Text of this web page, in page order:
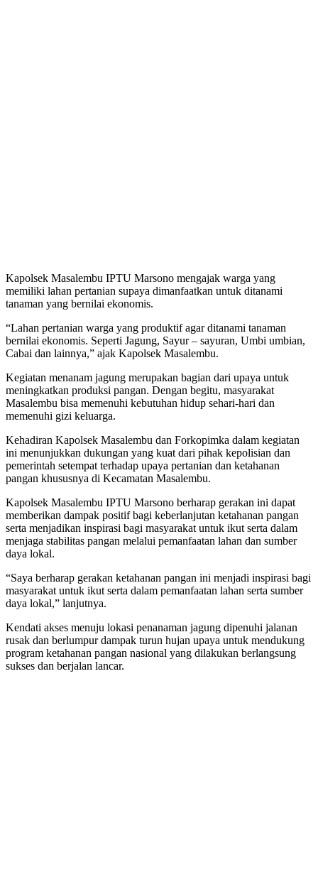
Kapolsek Masalembu IPTU Marsono mengajak warga yang
memiliki lahan pertanian supaya dimanfaatkan untuk ditanami
tanaman yang bernilai ekonomis.
“Lahan pertanian warga yang produktif agar ditanami tanaman
bernilai ekonomis. Seperti Jagung, Sayur – sayuran, Umbi umbian,
Cabai dan lainnya,” ajak Kapolsek Masalembu.
Kegiatan menanam jagung merupakan bagian dari upaya untuk
meningkatkan produksi pangan. Dengan begitu, masyarakat
Masalembu bisa memenuhi kebutuhan hidup sehari-hari dan
memenuhi gizi keluarga.
Kehadiran Kapolsek Masalembu dan Forkopimka dalam kegiatan
ini menunjukkan dukungan yang kuat dari pihak kepolisian dan
pemerintah setempat terhadap upaya pertanian dan ketahanan
pangan khususnya di Kecamatan Masalembu.
Kapolsek Masalembu IPTU Marsono berharap gerakan ini dapat
memberikan dampak positif bagi keberlanjutan ketahanan pangan
serta menjadikan inspirasi bagi masyarakat untuk ikut serta dalam
menjaga stabilitas pangan melalui pemanfaatan lahan dan sumber
daya lokal.
“Saya berharap gerakan ketahanan pangan ini menjadi inspirasi bagi
masyarakat untuk ikut serta dalam pemanfaatan lahan serta sumber
daya lokal,” lanjutnya.
Kendati akses menuju lokasi penanaman jagung dipenuhi jalanan
rusak dan berlumpur dampak turun hujan upaya untuk mendukung
program ketahanan pangan nasional yang dilakukan berlangsung
sukses dan berjalan lancar.